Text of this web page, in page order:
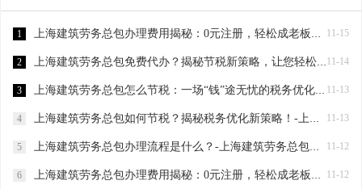
11-15
1 上海建筑劳务总包办理费用揭秘：0元注册，轻松成老板！-上海建筑劳务总包办理费用
11-14
2 上海建筑劳务总包免费代办？揭秘节税新策略，让您轻松成老板！-上海建筑劳务总包免费代办吗？
11-13
3 上海建筑劳务总包怎么节税：一场“钱”途无忧的税务优化之旅-上海建筑劳务总包怎么节税
11-13
4 上海建筑劳务总包如何节税？揭秘税务优化新策略！-上海建筑劳务总包如何节税
11-12
5 上海建筑劳务总包办理流程是什么？-上海建筑劳务总包办理流程是什么
11-12
6 上海建筑劳务总包办理费用揭秘：0元注册，轻松成老板！-上海建筑劳务总包办理费用是多少